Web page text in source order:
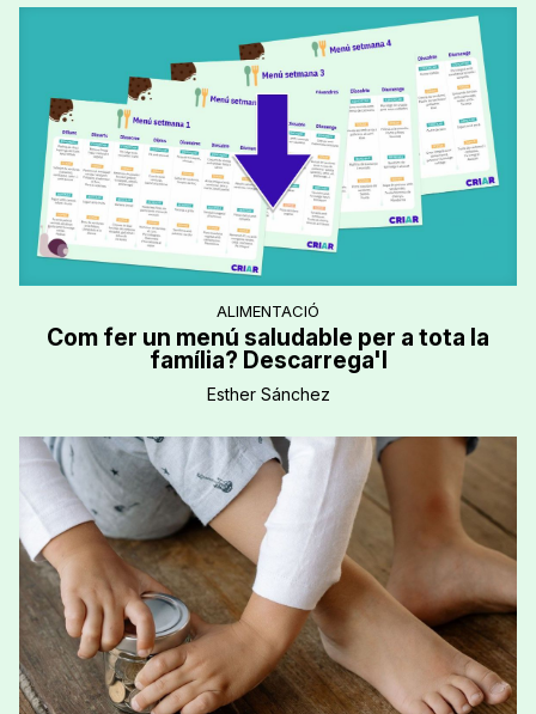
ALIMENTACIÓ
Com fer un menú saludable per a tota la
família? Descarrega'l
Esther Sánchez